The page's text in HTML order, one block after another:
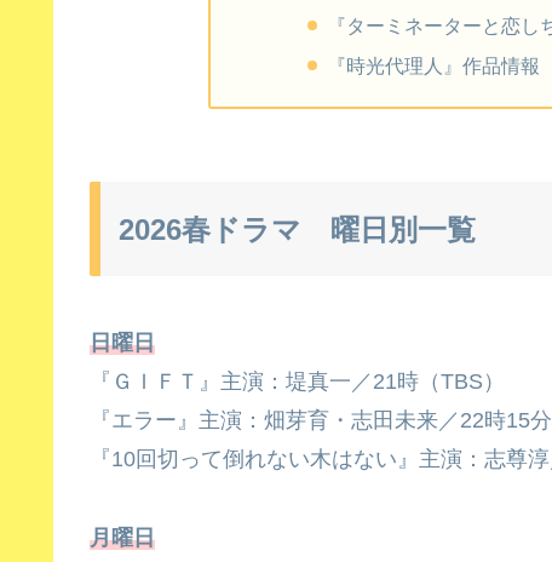
『ターミネーターと恋し
『時光代理人』作品情報
2026春ドラマ 曜日別一覧
日曜日
『ＧＩＦＴ』主演：堤真一／21時（TBS）
『エラー』主演：畑芽育・志田未来／22時15分
『10回切って倒れない木はない』主演：志尊
月曜日